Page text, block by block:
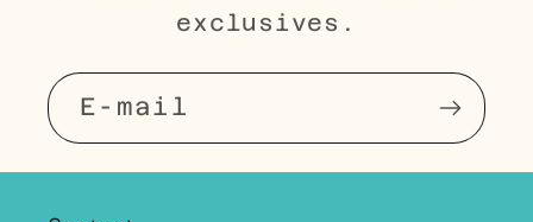
exclusives.
E-mail